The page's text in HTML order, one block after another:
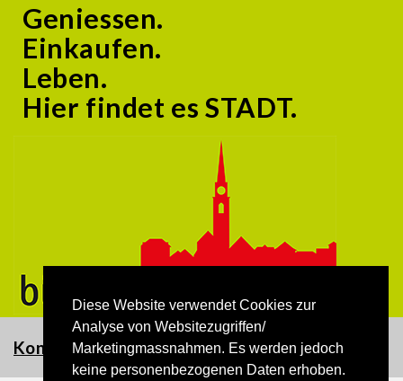
Diese Website verwendet Cookies zur
Analyse von Websitezugriffen/
Marketingmassnahmen. Es werden jedoch
keine personenbezogenen Daten erhoben.
Geniessen.
Einkaufen.
Leben.
Hier findet es STADT.
Kontakt